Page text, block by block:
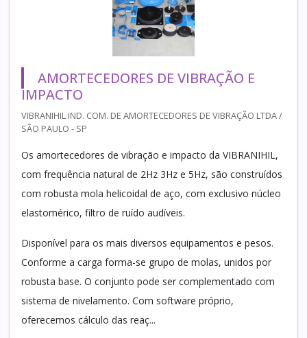
AMORTECEDORES DE VIBRAÇÃO E
IMPACTO
VIBRANIHIL IND. COM. DE AMORTECEDORES DE VIBRAÇÃO LTDA /
SÃO PAULO - SP
Os amortecedores de vibração e impacto da VIBRANIHIL,
com frequência natural de 2Hz 3Hz e 5Hz, são construídos
com robusta mola helicoidal de aço, com exclusivo núcleo
elastomérico, filtro de ruído audíveis.
Disponível para os mais diversos equipamentos e pesos.
Conforme a carga forma-se grupo de molas, unidos por
robusta base. O conjunto pode ser complementado com
sistema de nivelamento. Com software próprio,
oferecemos cálculo das reaç...